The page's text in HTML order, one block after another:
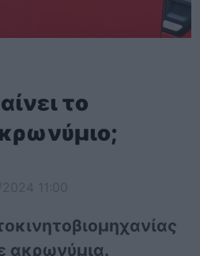
το
ακρωνύμια.